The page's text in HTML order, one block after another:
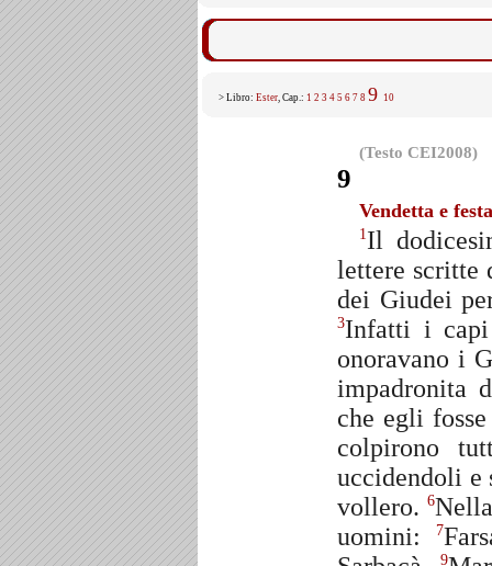
> Libro: Ester, Cap.: 1 2 3 4 5 6 7 8 9 10
(Testo CEI2008)
9
Vendetta e festa
1Il
lettere scritte
dei Giudei
3Infatti i
onoravano i
impadronita
che egli
colpirono
uccidendoli e
vollero. 6
uomini:
7
9